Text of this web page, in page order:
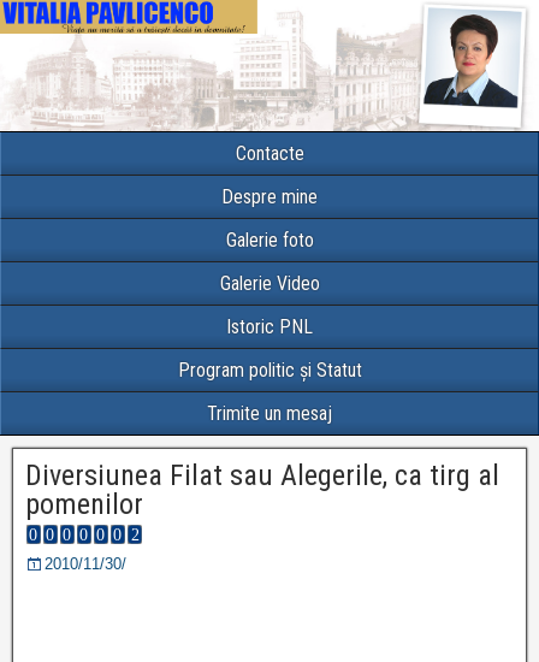
Contacte
Despre mine
Galerie foto
Galerie Video
Istoric PNL
Program politic și Statut
Trimite un mesaj
Diversiunea Filat sau Alegerile, ca tirg al
pomenilor
2010/11/30/